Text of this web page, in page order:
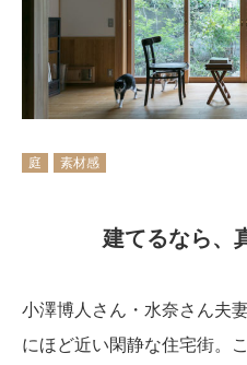
庭 素材感
建てるなら、
小澤博人さん・水奈さん夫
にほど近い閑静な住宅街。